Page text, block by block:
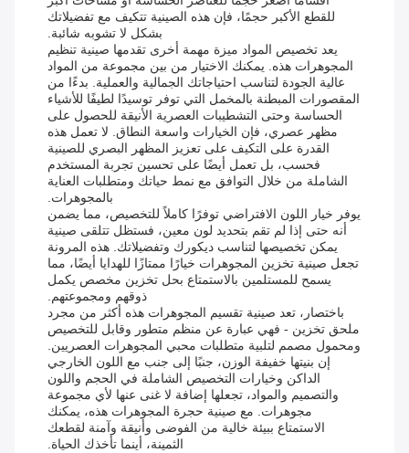
للقطع الأكبر حجمًا، فإن هذه الصينية تتكيف مع تفضيلاتك
بشكل لا تشوبه شائبة.
يعد تخصيص المواد ميزة مهمة أخرى تقدمها صينية تنظيم
المجوهرات هذه. يمكنك الاختيار من بين مجموعة من المواد
عالية الجودة لتناسب احتياجاتك الجمالية والعملية. بدءًا من
المقصورات المبطنة بالمخمل التي توفر توسيدًا لطيفًا للأشياء
الحساسة وحتى التشطيبات العصرية الأنيقة للحصول على
مظهر عصري، فإن الخيارات واسعة النطاق. لا تعمل هذه
القدرة على التكيف على تعزيز المظهر البصري للصينية
فحسب، بل تعمل أيضًا على تحسين تجربة المستخدم
الشاملة من خلال التوافق مع نمط حياتك ومتطلبات العناية
بالمجوهرات.
يوفر خيار اللون الافتراضي توفرًا كاملاً للتخصيص، مما يضمن
أنه حتى إذا لم تقم بتحديد لون معين، فستظل تتلقى صينية
يمكن تخصيصها لتناسب ديكورك وتفضيلاتك. هذه المرونة
تجعل صينية تخزين المجوهرات خيارًا ممتازًا للهدايا أيضًا، مما
يسمح للمستلمين بالاستمتاع بحل تخزين مخصص يكمل
ذوقهم ومجموعتهم.
باختصار، تعد صينية تقسيم المجوهرات هذه أكثر من مجرد
ملحق تخزين - فهي عبارة عن منظم متطور وقابل للتخصيص
ومحمول مصمم لتلبية متطلبات محبي المجوهرات العصريين.
إن بنيتها خفيفة الوزن، جنبًا إلى جنب مع اللون الخارجي
الداكن وخيارات التخصيص الشاملة في الحجم واللون
والتصميم والمواد، تجعلها إضافة لا غنى عنها لأي مجموعة
مجوهرات. مع صينية حجرة المجوهرات هذه، يمكنك
الاستمتاع ببيئة خالية من الفوضى وأنيقة وآمنة لقطعك
الثمينة، أينما تأخذك الحياة.